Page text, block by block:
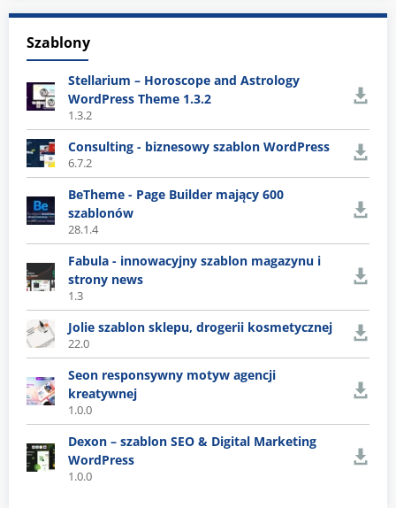
Szablony
Stellarium – Horoscope and Astrology
WordPress Theme 1.3.2
1.3.2
Consulting - biznesowy szablon WordPress
6.7.2
BeTheme - Page Builder mający 600
szablonów
28.1.4
Fabula - innowacyjny szablon magazynu i
strony news
1.3
Jolie szablon sklepu, drogerii kosmetycznej
22.0
Seon responsywny motyw agencji
kreatywnej
1.0.0
Dexon – szablon SEO & Digital Marketing
WordPress
1.0.0